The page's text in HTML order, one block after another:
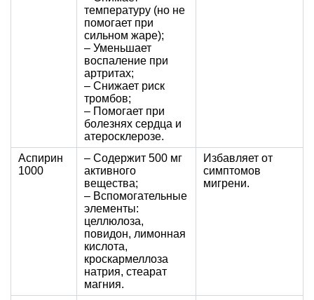
температуру (но не
помогает при
сильном жаре);
– Уменьшает
воспаление при
артритах;
– Снижает риск
тромбов;
– Помогает при
болезнях сердца и
атеросклерозе.
Аспирин
1000
– Содержит 500 мг
активного
вещества;
– Вспомогательные
элементы:
целлюлоза,
повидон, лимонная
кислота,
кроскармеллоза
натрия, стеарат
магния.
Избавляет от
симптомов
мигрени.